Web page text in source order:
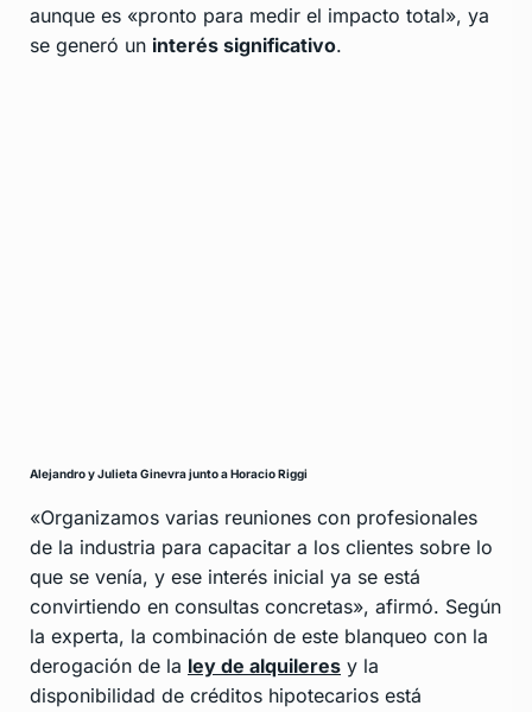
aunque es «pronto para medir el impacto total», ya
se generó un interés significativo.
Alejandro y Julieta Ginevra junto a Horacio Riggi
«Organizamos varias reuniones con profesionales
de la industria para capacitar a los clientes sobre lo
que se venía, y ese interés inicial ya se está
convirtiendo en consultas concretas», afirmó. Según
la experta, la combinación de este blanqueo con la
derogación de la ley de alquileres y la
disponibilidad de créditos hipotecarios está